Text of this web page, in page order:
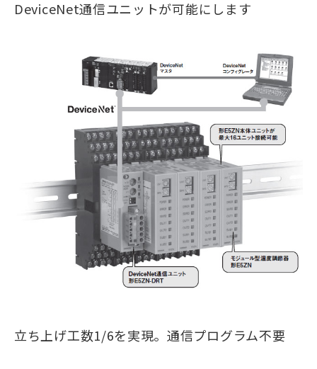
DeviceNet通信ユニットが可能にします
立ち上げ工数1/6を実現。通信プログラム不要